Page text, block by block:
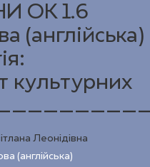
ОК 1.6
(англійська)
Леонідівна
(англійська)